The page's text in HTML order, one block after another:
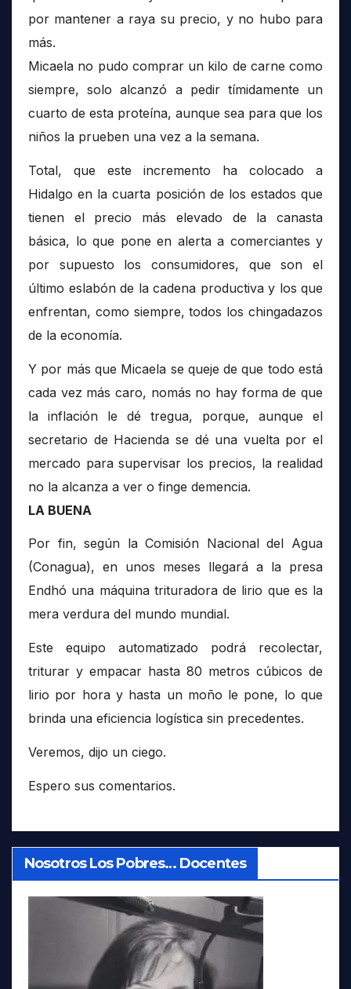
por mantener a raya su precio, y no hubo para
más.
Micaela no pudo comprar un kilo de carne como
siempre, solo alcanzó a pedir tímidamente un
cuarto de esta proteína, aunque sea para que los
niños la prueben una vez a la semana.
Total, que este incremento ha colocado a
Hidalgo en la cuarta posición de los estados que
tienen el precio más elevado de la canasta
básica, lo que pone en alerta a comerciantes y
por supuesto los consumidores, que son el
último eslabón de la cadena productiva y los que
enfrentan, como siempre, todos los chingadazos
de la economía.
Y por más que Micaela se queje de que todo está
cada vez más caro, nomás no hay forma de que
la inflación le dé tregua, porque, aunque el
secretario de Hacienda se dé una vuelta por el
mercado para supervisar los precios, la realidad
no la alcanza a ver o finge demencia.
LA BUENA
Por fin, según la Comisión Nacional del Agua
(Conagua), en unos meses llegará a la presa
Endhó una máquina trituradora de lirio que es la
mera verdura del mundo mundial.
Este equipo automatizado podrá recolectar,
triturar y empacar hasta 80 metros cúbicos de
lirio por hora y hasta un moño le pone, lo que
brinda una eficiencia logística sin precedentes.
Veremos, dijo un ciego.
Espero sus comentarios.
Nosotros Los Pobres… Docentes